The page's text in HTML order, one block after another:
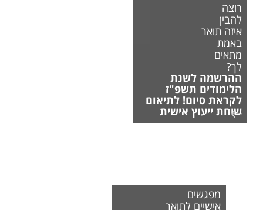
רוצה
להבין
איזה תואר
באמת
מתאים
לך?
ההרשמה לשנת
הלימודים תשפ"ז
לקראת סיום! לתיאום
שיחת ייעוץ אישית
מפגשים
אישיים לתואר